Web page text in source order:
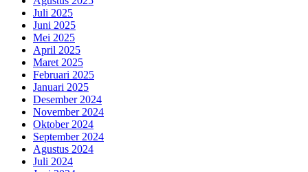
Juli 2025
Juni 2025
Mei 2025
April 2025
Maret 2025
Februari 2025
Januari 2025
Desember 2024
November 2024
Oktober 2024
September 2024
Agustus 2024
Juli 2024